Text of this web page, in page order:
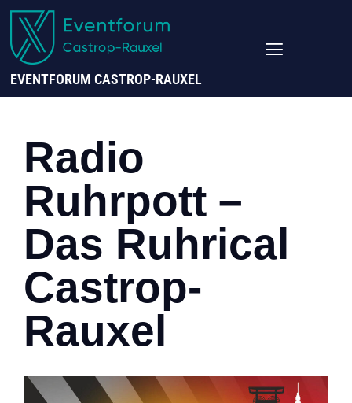
EVENTFORUM CASTROP-RAUXEL
Radio
Ruhrpott –
Das Ruhrical
Castrop-
Rauxel